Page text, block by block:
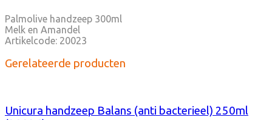
Palmolive handzeep 300ml
Melk en Amandel
Artikelcode: 20023
Gerelateerde producten
Unicura handzeep Balans (anti bacterieel) 250ml